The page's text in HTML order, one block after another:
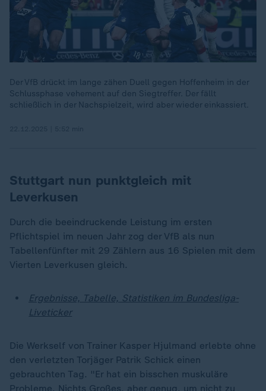
Der VfB drückt im lange zähen Duell gegen Hoffenheim in der
Schlussphase vehement auf den Siegtreffer. Der fällt
schließlich in der Nachspielzeit, wird aber wieder einkassiert.
Stuttgart nun punktgleich mit
Leverkusen
Durch die beeindruckende Leistung im ersten
Pflichtspiel im neuen Jahr zog der VfB als nun
Tabellenfünfter mit 29 Zählern aus 16 Spielen mit dem
Vierten Leverkusen gleich.
Ergebnisse, Tabelle, Statistiken im Bundesliga-
Liveticker
Die Werkself von Trainer Kasper Hjulmand erlebte ohne
den verletzten Torjäger Patrik Schick einen
gebrauchten Tag. "Er hat ein bisschen muskuläre
Probleme. Nichts Großes, aber genug, um nicht zu